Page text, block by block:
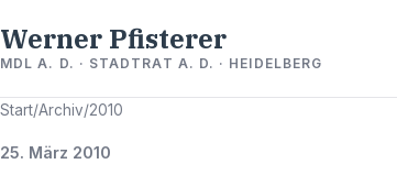
Werner Pfisterer
MDL A. D. · STADTRAT A. D. · HEIDELBERG
Start/Archiv/2010
25. März 2010